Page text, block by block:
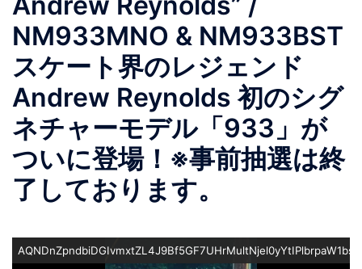
ュ
ー
NM933MNO & NM933BST
スケート界のレジェンド
Andrew Reynolds 初のシグ
ネチャーモデル「933」が
ついに登場！※事前抽選は終
了しております。